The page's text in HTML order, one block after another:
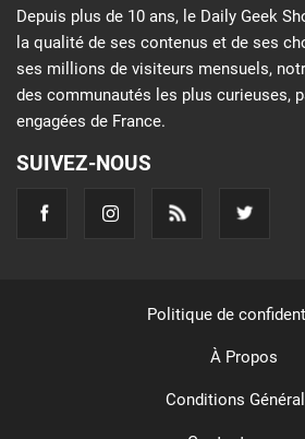
Depuis plus de 10 ans, le Daily Geek
la qualité de ses contenus et de ses
ses millions de visiteurs mensuels,
des communautés les plus curieuses,
engagées de France.
SUIVEZ-NOUS
Politique de
À Propos
Conditions